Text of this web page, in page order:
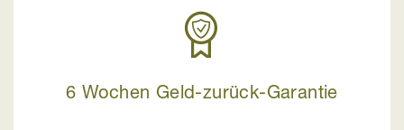
6 Wochen Geld-zurück-Garantie